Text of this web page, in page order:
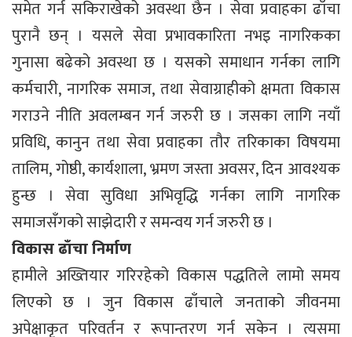
समेत गर्न सकिराखेको अवस्था छैन । सेवा प्रवाहका ढाँचा
पुरानै छन् । यसले सेवा प्रभावकारिता नभइ नागरिकका
गुनासा बढेको अवस्था छ । यसको समाधान गर्नका लागि
कर्मचारी, नागरिक समाज, तथा सेवाग्राहीको क्षमता विकास
गराउने नीति अवलम्बन गर्न जरुरी छ । जसका लागि नयाँ
प्रविधि, कानुन तथा सेवा प्रवाहका तौर तरिकाका विषयमा
तालिम, गोष्ठी, कार्यशाला, भ्रमण जस्ता अवसर, दिन आवश्यक
हुन्छ । सेवा सुविधा अभिवृद्धि गर्नका लागि नागरिक
समाजसँगको साझेदारी र समन्वय गर्न जरुरी छ ।
विकास ढाँचा निर्माण
हामीले अख्तियार गरिरहेको विकास पद्धतिले लामो समय
लिएको छ । जुन विकास ढाँचाले जनताको जीवनमा
अपेक्षाकृत परिवर्तन र रूपान्तरण गर्न सकेन । त्यसमा